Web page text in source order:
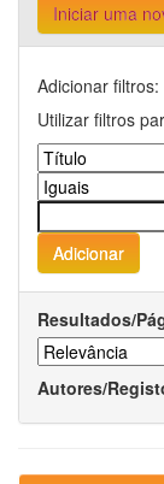
Iniciar uma
Adicionar filtros:
Utilizar filtros
Resultados/
Autores/